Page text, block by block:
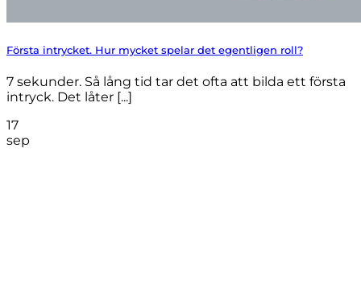
Första intrycket. Hur mycket spelar det egentligen roll?
7 sekunder. Så lång tid tar det ofta att bilda ett första
intryck. Det låter [...]
17
sep